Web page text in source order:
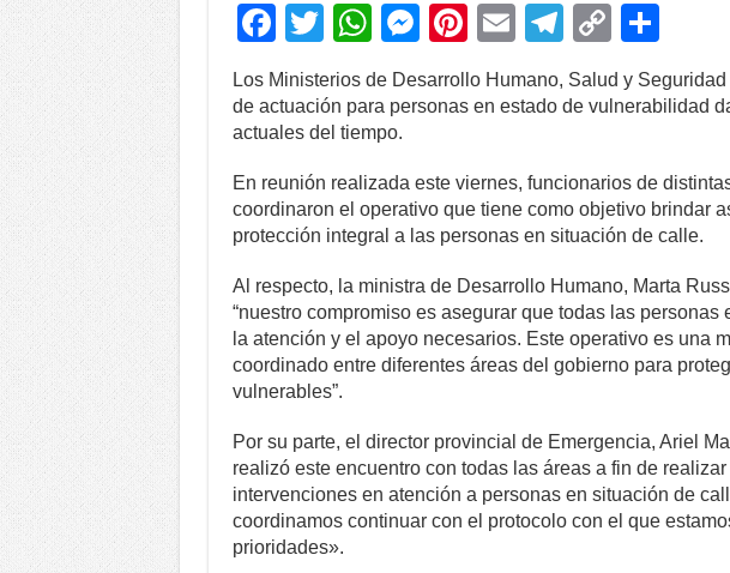
F
a
c
e
b
o
o
k
T
wi
tt
er
W
h
at
s
A
p
p
M
ss
n
g
er
Pi
nt
er
st
E
ail
T
el
e
a
m
C
o
p
Li
n
k
ar
Los Ministerios de Desarrollo Humano, Salud y
de actuación para personas en estado de vulnerabilidad
actuales del tiempo.
En reunión realizada este viernes, funcionarios de
coordinaron el operativo que tiene como objetivo brindar
protección integral a las personas en situación de calle.
Al respecto, la ministra de Desarrollo Humano, Marta
“nuestro compromiso es asegurar que todas las
la atención y el apoyo necesarios. Este operativo es una
coordinado entre diferentes áreas del gobierno para
vulnerables”.
Por su parte, el director provincial de Emergencia, Ariel
realizó este encuentro con todas las áreas a fin de
intervenciones en atención a personas en situación de
coordinamos continuar con el protocolo con el que
prioridades».